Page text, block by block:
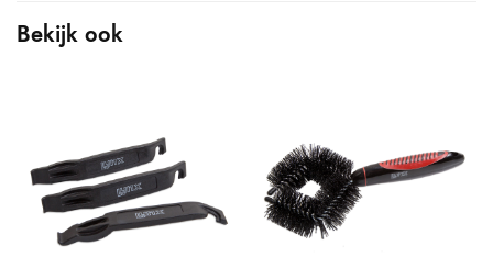
Bekijk ook